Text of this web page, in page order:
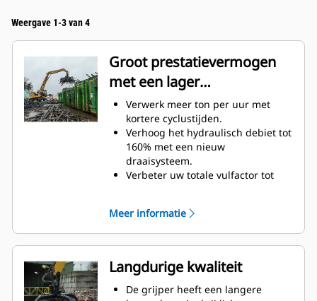
Weergave 1-3 van 4
Groot prestatievermogen
met een lager
brandstofverbruik
Verwerk meer ton per uur met
kortere cyclustijden.
Verhoog het hydraulisch debiet tot
160% met een nieuw
draaisysteem.
Verbeter uw totale vulfactor tot
Cat machines zijn
voorgeprogrammeerd met
optimale prestatie-instellingen
voor uw grijper, om de koppeling
en efficiëntie van de machine en
de grijper te maximaliseren.
Meer informatie
Langdurige kwaliteit
De grijper heeft een langere